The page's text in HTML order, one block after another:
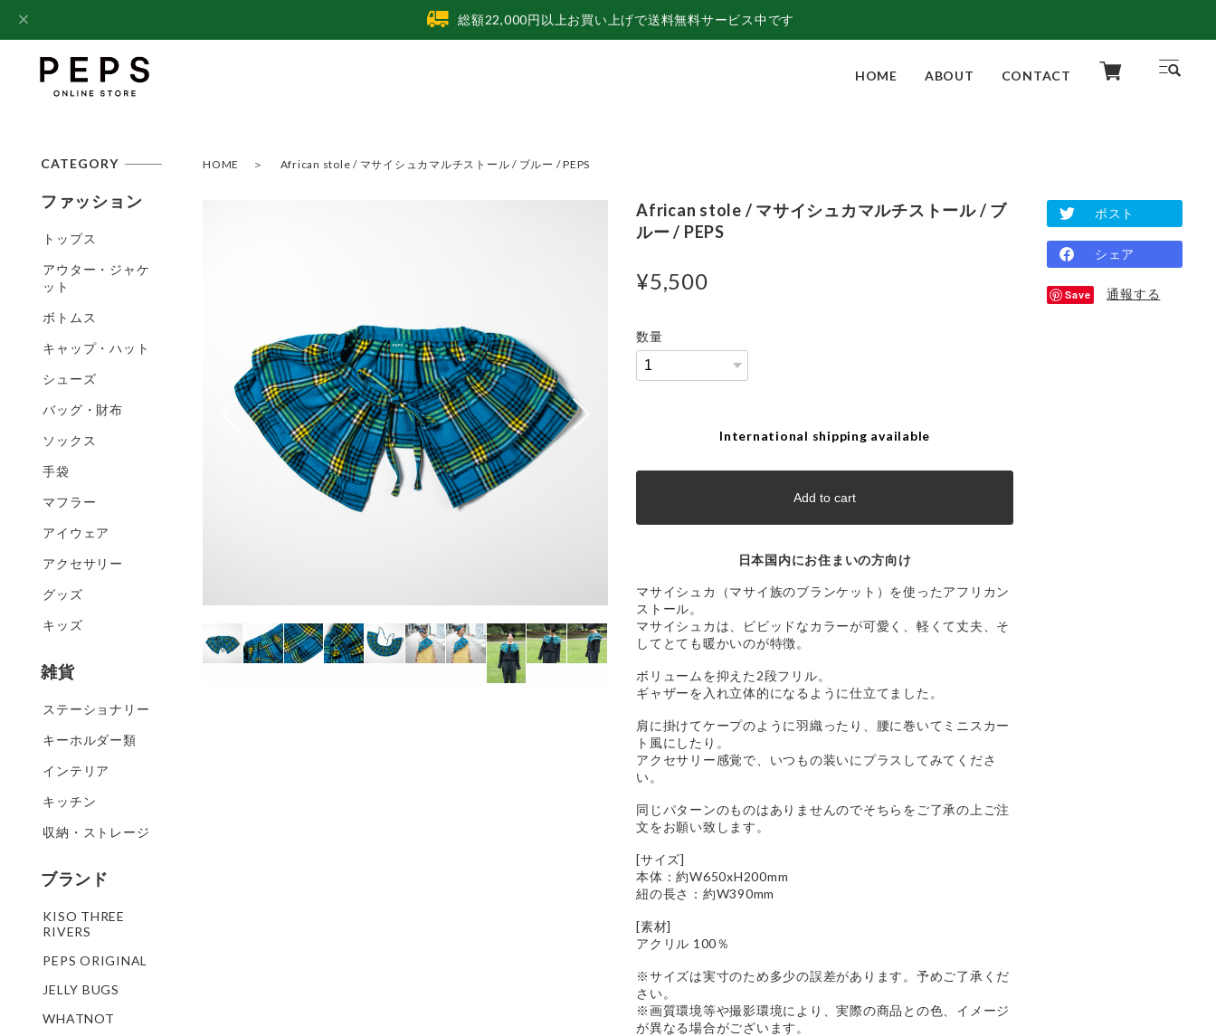
総額22,000円以上お買い上げで送料無料サービス中です
HOME ABOUT CONTACT
HOME African stole / マサイシュカマルチストール / ブルー / PEPS
African stole / マサイシュカマルチストール / ブ
ルー / PEPS
¥5,500
数量
International shipping available
Add to cart
日本国内にお住まいの方向け
マサイシュカ（マサイ族のブランケット）を使ったアフリカン
ストール。
マサイシュカは、ビビッドなカラーが可愛く、軽くて丈夫、そ
してとても暖かいのが特徴。
ボリュームを抑えた2段フリル。
ギャザーを入れ立体的になるように仕立てました。
肩に掛けてケープのように羽織ったり、腰に巻いてミニスカー
ト風にしたり。
アクセサリー感覚で、いつもの装いにプラスしてみてくださ
い。
同じパターンのものはありませんのでそちらをご了承の上ご注
文をお願い致します。
[サイズ]
本体：約W650xH200mm
紐の長さ：約W390mm
[素材]
アクリル 100％
※サイズは実寸のため多少の誤差があります。予めご了承くだ
さい。
※画質環境等や撮影環境により、実際の商品との色、イメージ
が異なる場合がございます。
ポスト
シェア
Save 通報する
CATEGORY
ファッション
トップス
アウター・ジャケ
ット
ボトムス
キャップ・ハット
シューズ
バッグ・財布
ソックス
手袋
マフラー
アイウェア
アクセサリー
グッズ
キッズ
雑貨
ステーショナリー
キーホルダー類
インテリア
キッチン
収納・ストレージ
ブランド
KISO THREE
RIVERS
PEPS ORIGINAL
JELLY BUGS
WHATNOT